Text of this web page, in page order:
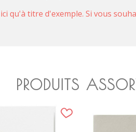
qu'à titre d'exemple. Si vous
PRODUITS